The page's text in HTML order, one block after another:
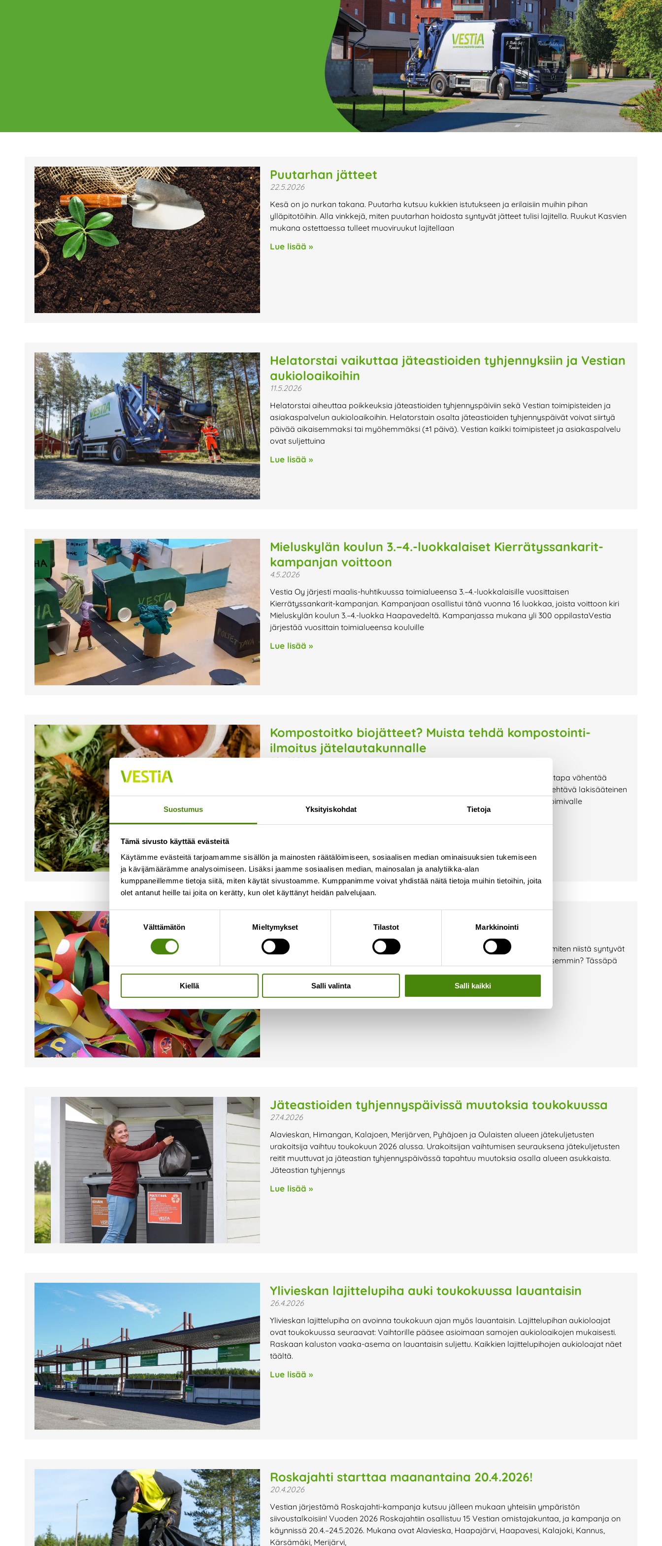
Suostumus Yksityiskohdat Tietoja
Tämä sivusto käyttää evästeitä
Käytämme evästeitä tarjoamamme sisällön ja mainosten räätälöimiseen, sosiaalisen median ominaisuuksien tukemiseen
ja kävijämäärämme analysoimiseen. Lisäksi jaamme sosiaalisen median, mainosalan ja analytiikka-alan
kumppaneillemme tietoja siitä, miten käytät sivustoamme. Kumppanimme voivat yhdistää näitä tietoja muihin tietoihin, joita
olet antanut heille tai joita on kerätty, kun olet käyttänyt heidän palvelujaan.
Suostumuksen
valinta
Välttämätön Mieltymykset Tilastot Markkinointi
Kiellä Salli valinta Salli kaikki
Ajankohtaista
Tältä sivulta löydät Vestian ajankohtaiset uutiset,
mahdolliset poikkeukset aukioloajoissa ja lähiaikojen
tapahtumat.
Puutarhan jätteet
22.5.2026
Kesä on jo nurkan takana. Puutarha kutsuu kukkien istutukseen ja erilaisiin muihin pihan
ylläpitotöihin. Alla vinkkejä, miten puutarhan hoidosta syntyvät jätteet tulisi lajitella. Ruukut Kasvien
mukana ostettaessa tulleet muoviruukut lajitellaan
Lue lisää »
Helatorstai vaikuttaa jäteastioiden tyhjennyksiin ja Vestian
aukioloaikoihin
11.5.2026
Helatorstai aiheuttaa poikkeuksia jäteastioiden tyhjennyspäiviin sekä Vestian toimipisteiden ja
asiakaspalvelun aukioloaikoihin. Helatorstain osalta jäteastioiden tyhjennyspäivät voivat siirtyä
päivää aikaisemmaksi tai myöhemmäksi (±1 päivä). Vestian kaikki toimipisteet ja asiakaspalvelu
ovat suljettuina
Lue lisää »
Mieluskylän koulun 3.–4.-luokkalaiset Kierrätyssankarit-
kampanjan voittoon
4.5.2026
Vestia Oy järjesti maalis-huhtikuussa toimialueensa 3.–4.-luokkalaisille vuosittaisen
Kierrätyssankarit-kampanjan. Kampanjaan osallistui tänä vuonna 16 luokkaa, joista voittoon kiri
Mieluskylän koulun 3.–4.-luokka Haapavedeltä. Kampanjassa mukana yli 300 oppilastaVestia
järjestää vuosittain toimialueensa kouluille
Lue lisää »
Kompostoitko biojätteet? Muista tehdä kompostointi-
ilmoitus jätelautakunnalle
30.4.2026
Keittiössä syntyvän biojätteen kompostointi on hyvä ja ympäristöystävällinen tapa vähentää
jätteen määrää. Kun biojätteet kompostoidaan kiinteistöllä, on siitä kuitenkin tehtävä lakisääteinen
kompostointi-ilmoitus alueelliselle jätehuoltoviranomaiselle eli alueellamme toimivalle
Jokilaaksojen jätelautakunnalle. Ilmoitusvelvollisuus
28.4.2026
Vappuun kuuluvat olennaisesti serpentiinit, ilmapallot, sima ja munkit – mutta miten niistä syntyvät
jätteet tulee lajitella ja olisiko juhlia mahdollisuus järjestää ympäristöystävällisemmin? Tässäpä
muutama tärppi vapun mukanaan tuomien jätteiden oikeaoppiseen
Lue lisää »
Jäteastioiden tyhjennyspäivissä muutoksia toukokuussa
27.4.2026
Alavieskan, Himangan, Kalajoen, Merijärven, Pyhäjoen ja Oulaisten alueen jätekuljetusten
urakoitsija vaihtuu toukokuun 2026 alussa. Urakoitsijan vaihtumisen seurauksena jätekuljetusten
reitit muuttuvat ja jäteastian tyhjennyspäivässä tapahtuu muutoksia osalla alueen asukkaista.
Jäteastian tyhjennys
Lue lisää »
Ylivieskan lajittelupiha auki toukokuussa lauantaisin
26.4.2026
Ylivieskan lajittelupiha on avoinna toukokuun ajan myös lauantaisin. Lajittelupihan aukioloajat
ovat toukokuussa seuraavat: Vaihtorille pääsee asioimaan samojen aukioloaikojen mukaisesti.
Raskaan kaluston vaaka-asema on lauantaisin suljettu. Kaikkien lajittelupihojen aukioloajat näet
täältä.
Lue lisää »
Roskajahti starttaa maanantaina 20.4.2026!
20.4.2026
Vestian järjestämä Roskajahti-kampanja kutsuu jälleen mukaan yhteisiin ympäristön
siivoustalkoisiin! Vuoden 2026 Roskajahtiin osallistuu 15 Vestian omistajakuntaa, ja kampanja on
käynnissä 20.4.–24.5.2026. Mukana ovat Alavieska, Haapajärvi, Haapavesi, Kalajoki, Kannus,
Kärsämäki, Merijärvi,
PagePagePagePagePage